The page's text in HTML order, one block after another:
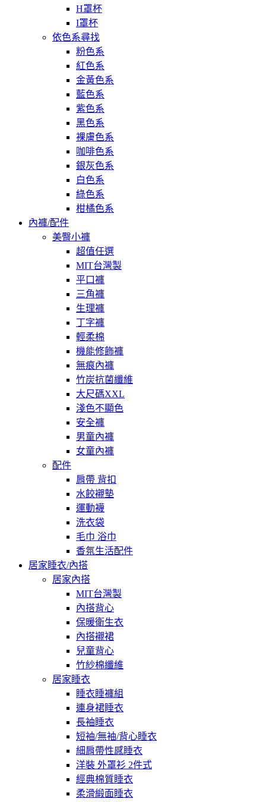
H罩杯
I罩杯
依色系尋找
粉色系
紅色系
金黃色系
藍色系
紫色系
黑色系
裸膚色系
咖啡色系
銀灰色系
白色系
綠色系
柑橘色系
內褲/配件
美臀小褲
超值任選
MIT台灣製
平口褲
三角褲
生理褲
丁字褲
輕柔棉
機能修飾褲
無痕內褲
竹炭抗菌纖維
大尺碼XXL
淺色不顯色
安全褲
男童內褲
女童內褲
配件
肩帶 背扣
水餃襯墊
運動襪
洗衣袋
毛巾 浴巾
香氛生活配件
居家睡衣/內搭
居家內搭
MIT台灣製
內搭背心
保暖衛生衣
內搭襯裙
兒童背心
竹紗棉纖維
居家睡衣
睡衣睡褲組
連身裙睡衣
長袖睡衣
短袖/無袖/背心睡衣
細肩帶性感睡衣
洋裝 外罩衫 2件式
經典棉質睡衣
柔滑緞面睡衣